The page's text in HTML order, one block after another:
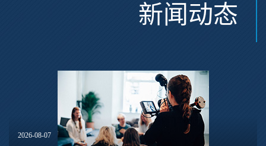
新闻动态
2026-08-07